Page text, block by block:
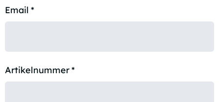
Email *
Artikelnummer*